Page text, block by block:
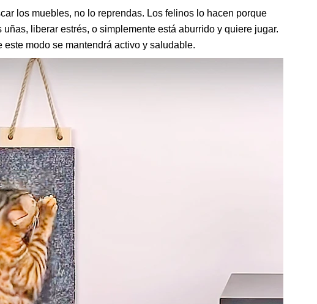
los muebles, no lo reprendas. Los felinos lo hacen porque
uñas, liberar estrés, o simplemente está aburrido y quiere jugar.
modo se mantendrá activo y saludable.